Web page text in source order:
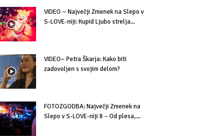
VIDEO ~ Največji Zmenek na Slepo v
S-LOVE-niji: Kupid Ljubo strelja...
VIDEO~ Petra Škarja: Kako biti
zadovoljen s svojim delom?
FOTOZGODBA: Največji Zmenek na
Slepo v S-LOVE-niji 8 – Od plesa,...